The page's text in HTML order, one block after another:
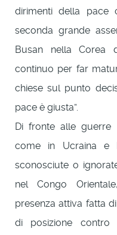
dirimenti della pace
seconda grande
Busan nella
continuo per far
chiese sul punto
pace è giusta”.
Di fronte alle guerre
come in Ucraina e
sconosciute o
nel Congo
presenza attiva fatta
di posizione contro